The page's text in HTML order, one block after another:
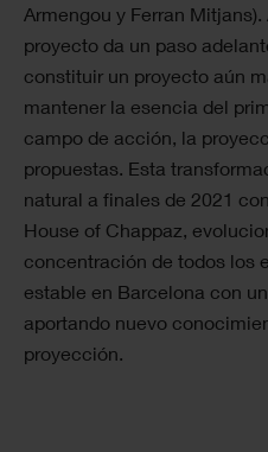
Armengou y Ferran
proyecto da un paso
constituir un proyecto aún
mantener la esencia del
campo de acción, la
propuestas. Esta
natural a finales de 2021
House of Chappaz,
concentración de todos los
estable en Barcelona con
aportando nuevo
proyección.